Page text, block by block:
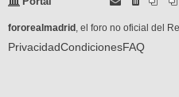
fororealmadrid , el foro no oficial del
PrivacidadCondicionesFAQ